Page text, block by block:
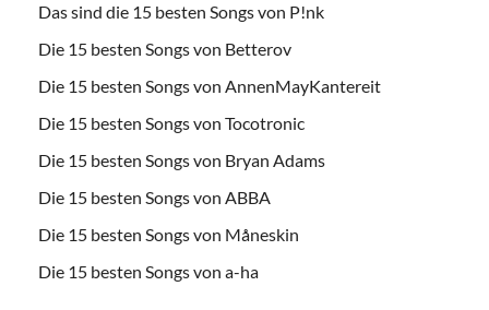
Das sind die 15 besten Songs von P!nk
Die 15 besten Songs von Betterov
Die 15 besten Songs von AnnenMayKantereit
Die 15 besten Songs von Tocotronic
Die 15 besten Songs von Bryan Adams
Die 15 besten Songs von ABBA
Die 15 besten Songs von Måneskin
Die 15 besten Songs von a-ha